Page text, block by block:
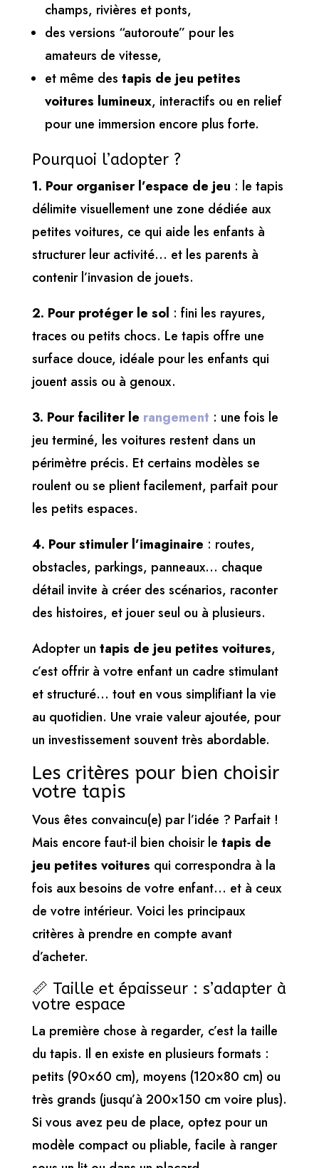
champs, rivières et ponts,
des versions “autoroute” pour les
amateurs de vitesse,
et même des tapis de jeu petites
voitures lumineux, interactifs ou en relief
pour une immersion encore plus forte.
Pourquoi l’adopter ?
1. Pour organiser l’espace de jeu : le tapis
délimite visuellement une zone dédiée aux
petites voitures, ce qui aide les enfants à
structurer leur activité… et les parents à
contenir l’invasion de jouets.
2. Pour protéger le sol : fini les rayures,
traces ou petits chocs. Le tapis offre une
surface douce, idéale pour les enfants qui
jouent assis ou à genoux.
3. Pour faciliter le rangement : une fois le
jeu terminé, les voitures restent dans un
périmètre précis. Et certains modèles se
roulent ou se plient facilement, parfait pour
les petits espaces.
4. Pour stimuler l’imaginaire : routes,
obstacles, parkings, panneaux… chaque
détail invite à créer des scénarios, raconter
des histoires, et jouer seul ou à plusieurs.
Adopter un tapis de jeu petites voitures,
c’est offrir à votre enfant un cadre stimulant
et structuré… tout en vous simplifiant la vie
au quotidien. Une vraie valeur ajoutée, pour
un investissement souvent très abordable.
Les critères pour bien choisir
votre tapis
Vous êtes convaincu(e) par l’idée ? Parfait !
Mais encore faut-il bien choisir le tapis de
jeu petites voitures qui correspondra à la
fois aux besoins de votre enfant… et à ceux
de votre intérieur. Voici les principaux
critères à prendre en compte avant
d’acheter.
📏 Taille et épaisseur : s’adapter à
votre espace
La première chose à regarder, c’est la taille
du tapis. Il en existe en plusieurs formats :
petits (90×60 cm), moyens (120×80 cm) ou
très grands (jusqu’à 200×150 cm voire plus).
Si vous avez peu de place, optez pour un
modèle compact ou pliable, facile à ranger